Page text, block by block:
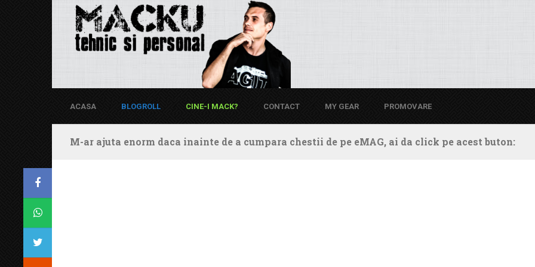
ACASA BLOGROLL CINE-I MACK? CONTACT MY GEAR PROMOVARE
M-ar ajuta enorm daca inainte de a cumpara chestii de pe eMAG, ai da click pe acest buton: